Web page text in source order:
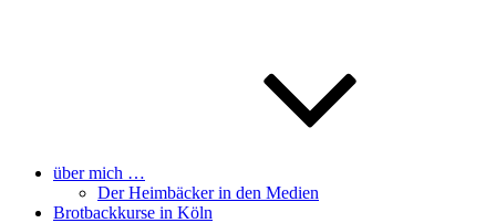
über mich …
Der Heimbäcker in den Medien
Brotbackkurse in Köln